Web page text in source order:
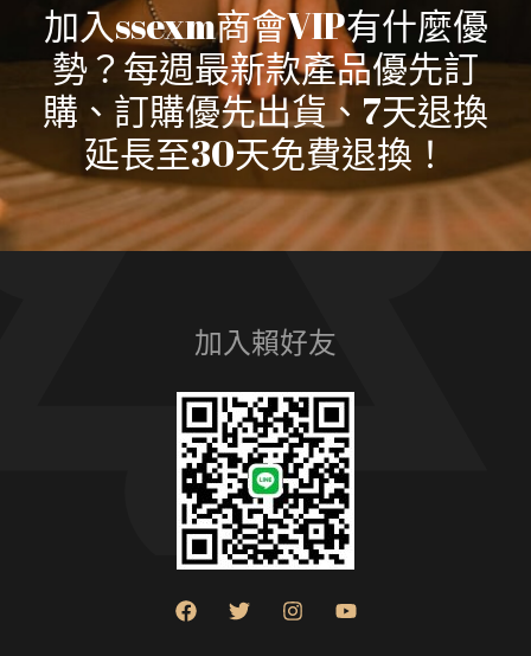
加入ssexm商會VIP有什麼優
勢？每週最新款產品優先訂
購、訂購優先出貨、7天退換
延長至30天免費退換！
加入賴好友